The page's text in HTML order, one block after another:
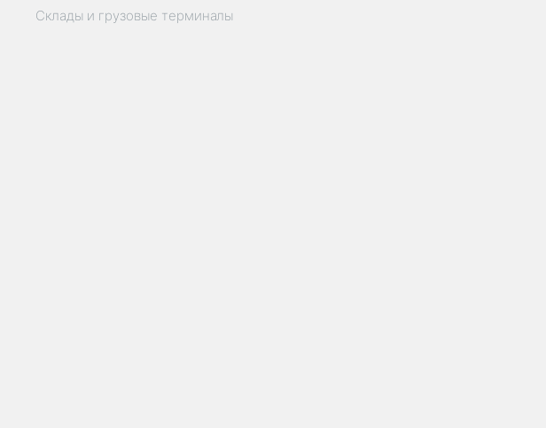
Склады и грузовые терминалы